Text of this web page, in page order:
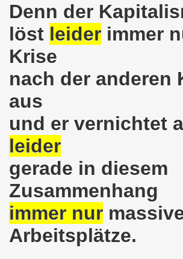
Denn der
löst leider immer
Krise
nach der anderen
aus
und er vernichtet
leider
gerade in diesem
Zusammenhang
immer nur
Arbeitsplätze.
und Montagsdemonstranten
Bewegung in
Bewegung am 17.09.2018 ruft auf
Arbeiter und an die
in Gelsenkirchen: Eine
20.08.2018 in Gelsenkirchen - ein
Bewegung am 13.08.2018 hält
Bewegung am 06.08.2018 unter